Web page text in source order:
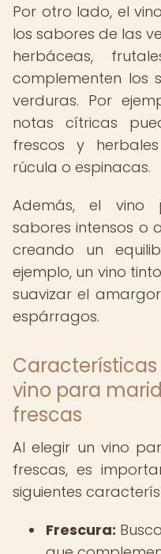
Por otro lado, el
los sabores de las
herbáceas,
complementen los
verduras. Por
notas cítricas
frescos y
rúcula o espinacas.
Además, el vino
sabores intensos o
creando un
ejemplo, un vino
suavizar el
espárragos.
vino para
frescas
Al elegir un vino
frescas, es
siguientes
Frescura: